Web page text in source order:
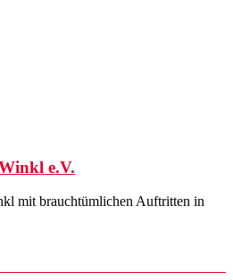
e.V.
mit brauchtümlichen Auftritten in